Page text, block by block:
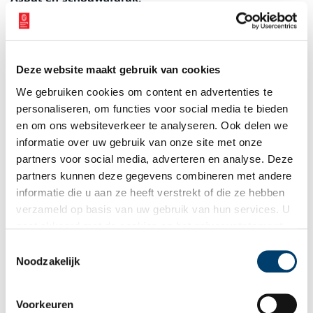
Deze website maakt gebruik van cookies
We gebruiken cookies om content en advertenties te
personaliseren, om functies voor social media te bieden
en om ons websiteverkeer te analyseren. Ook delen we
informatie over uw gebruik van onze site met onze
partners voor social media, adverteren en analyse. Deze
partners kunnen deze gegevens combineren met andere
informatie die u aan ze heeft verstrekt of die ze hebben
verzameld op basis van uw gebruik van hun services. U
Noodzakelijk
Voorkeuren
Zichtbaar is het beroete deel van de muur met daaronder de